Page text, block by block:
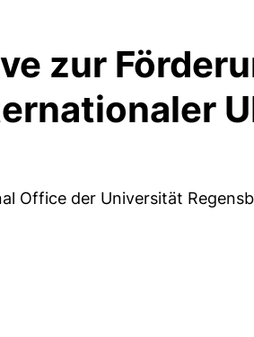
zur
Office der Universität